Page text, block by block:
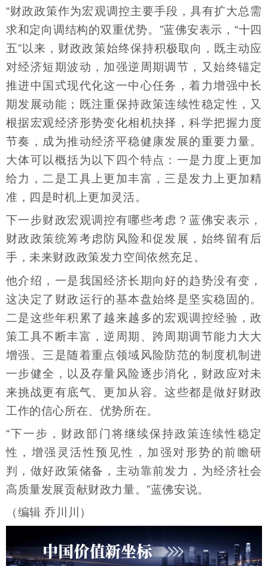
“财政政策作为宏观调控主要手段，具有扩大总需
求和定向调结构的双重优势。”蓝佛安表示，“十四
五”以来，财政政策始终保持积极取向，既主动应
对经济短期波动，加强逆周期调节，又始终锚定
推进中国式现代化这一中心任务，着力增强中长
期发展动能；既注重保持政策连续性稳定性，又
根据宏观经济形势变化相机抉择，科学把握力度
节奏，成为推动经济平稳健康发展的重要力量。
大体可以概括为以下四个特点：一是力度上更加
给力，二是工具上更加丰富，三是发力上更加精
准，四是时机上更加灵活。
下一步财政宏观调控有哪些考虑？蓝佛安表示，
财政政策统筹考虑防风险和促发展，始终留有后
手，未来财政政策发力空间依然充足。
他介绍，一是我国经济长期向好的趋势没有变，
这决定了财政运行的基本盘始终是坚实稳固的。
二是这些年积累了越来越多的宏观调控经验，政
策工具不断丰富，逆周期、跨周期调节能力大大
增强。三是随着重点领域风险防范的制度机制进
一步健全，以及存量风险逐步消化，财政应对未
来挑战更有底气、更加从容。这些都是做好财政
工作的信心所在、优势所在。
“下一步，财政部门将继续保持政策连续性稳定
性，增强灵活性预见性，加强对形势的前瞻研
判，做好政策储备，主动靠前发力，为经济社会
高质量发展贡献财政力量。”蓝佛安说。
（编辑 乔川川）